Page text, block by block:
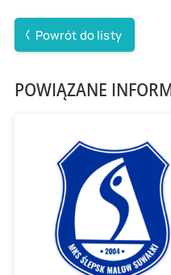
Powrót do listy
POWIĄZANE